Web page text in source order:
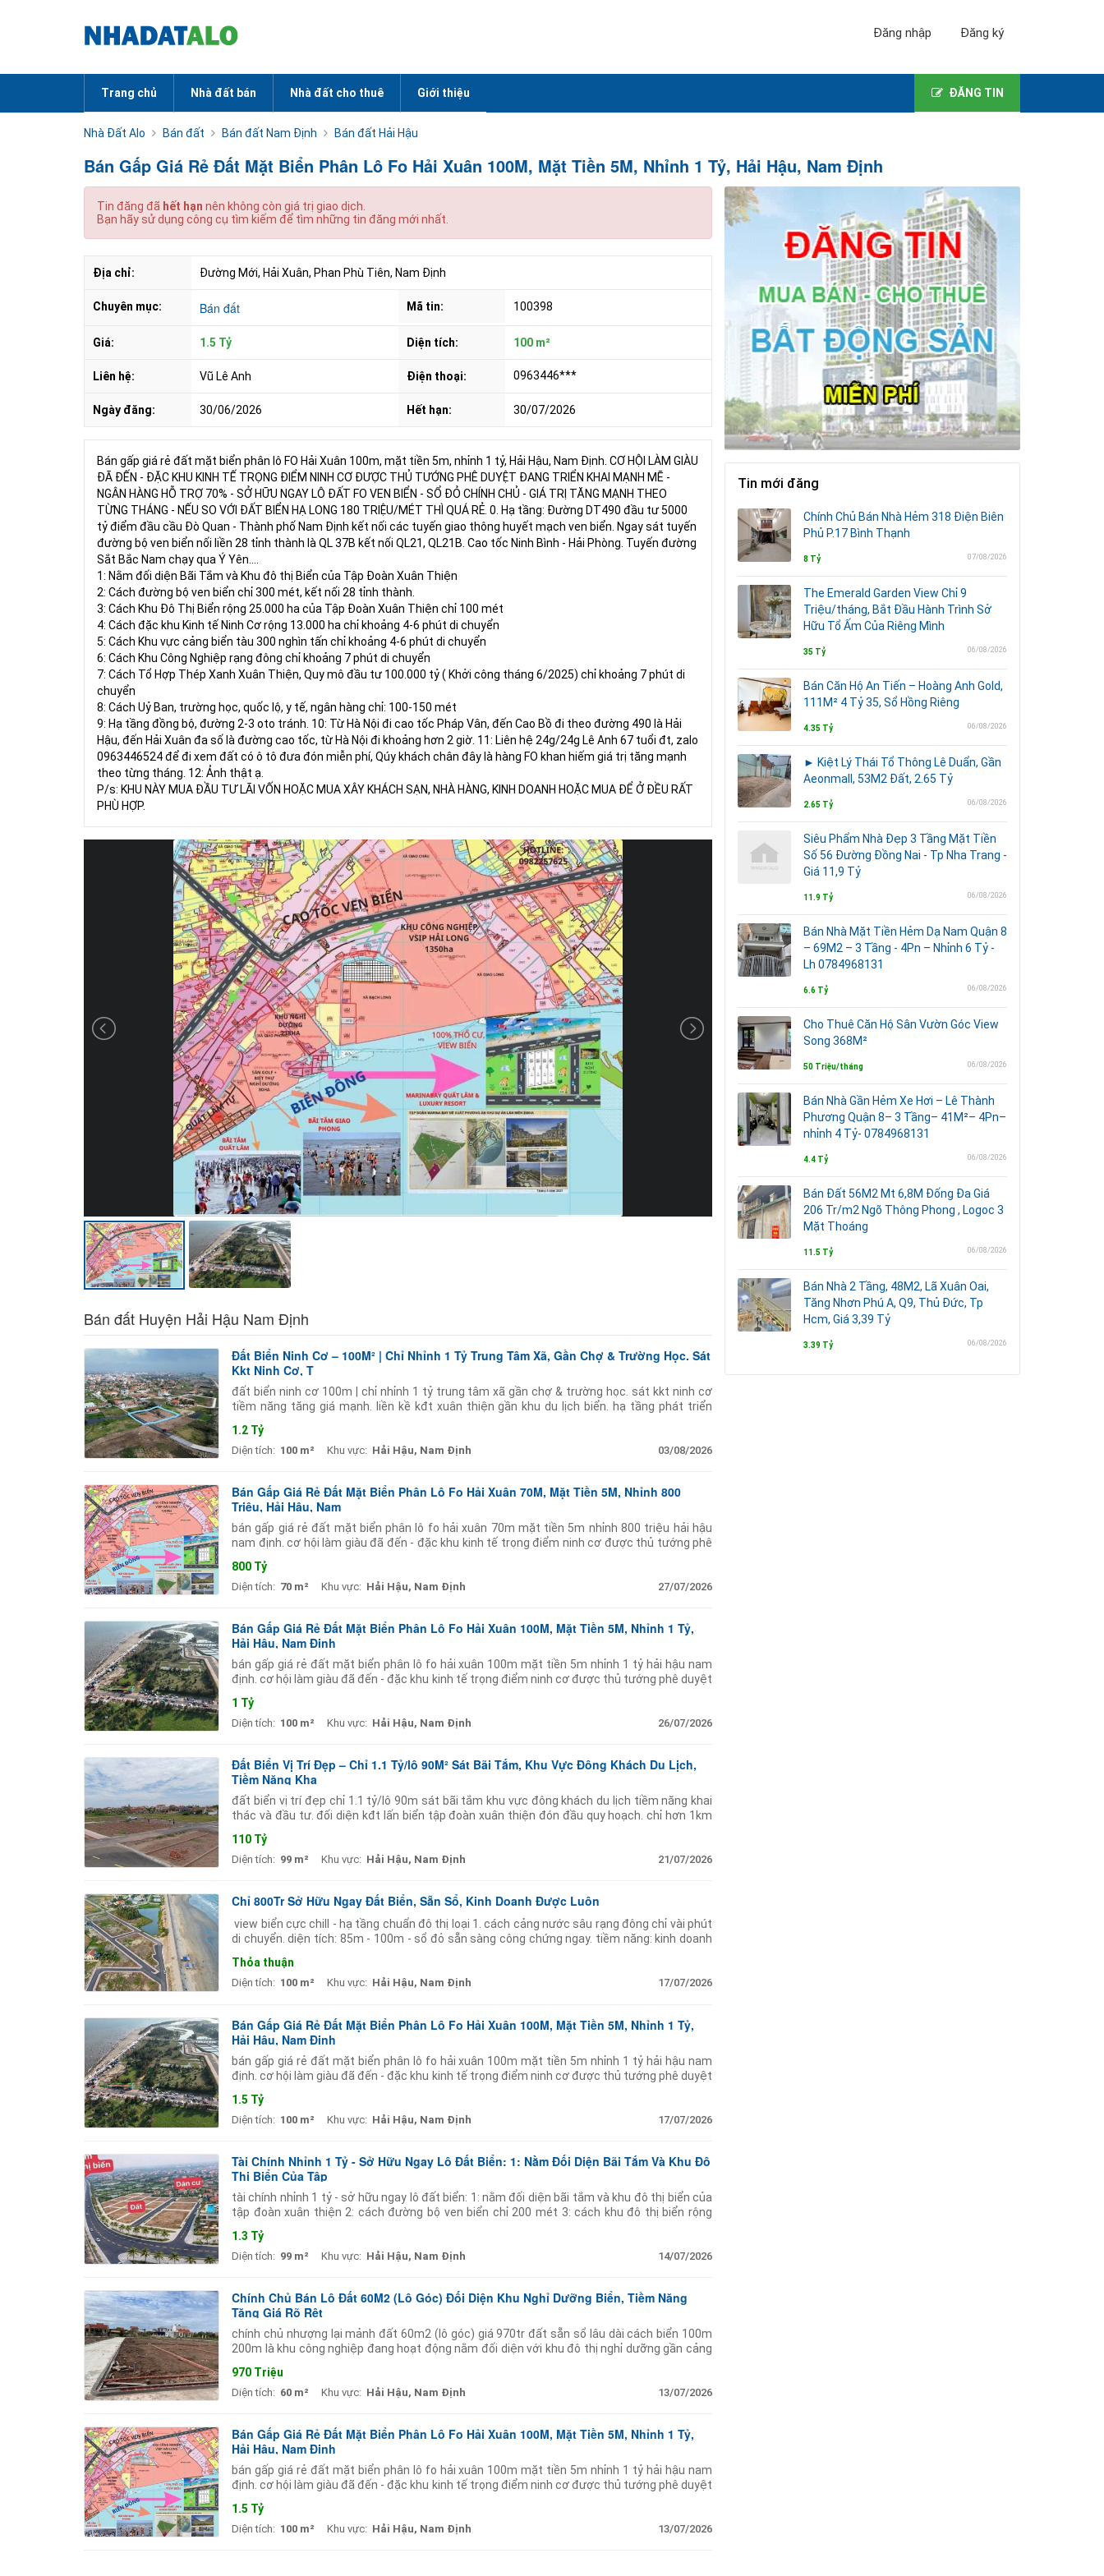
Đăng nhập Đăng ký
Trang chủ Nhà đất bán Nhà đất cho thuê Giới thiệu ĐĂNG TIN
Nhà Đất Alo Bán đất Bán đất Nam Định Bán đất Hải Hậu
Bán Gấp Giá Rẻ Đất Mặt Biển Phân Lô Fo Hải Xuân 100M, Mặt Tiền 5M, Nhỉnh 1 Tỷ, Hải Hậu, Nam Định
Tin đăng đã hết hạn nên không còn giá trị giao dịch.
Bạn hãy sử dụng công cụ tìm kiếm để tìm những tin đăng mới nhất.
Địa chỉ: Đường Mới, Hải Xuân, Phan Phù Tiên, Nam Định
Chuyên mục: Bán đất Mã tin: 100398
Giá: 1.5 Tỷ Diện tích: 100 m²
Liên hệ: Vũ Lê Anh Điện thoại: 0963446***
Ngày đăng: 30/06/2026 Hết hạn: 30/07/2026
Bán gấp giá rẻ đất mặt biển phân lô FO Hải Xuân 100m, mặt tiền 5m, nhỉnh 1 tỷ, Hải Hậu, Nam Định. CƠ HỘI LÀM GIÀU
ĐÃ ĐẾN - ĐẶC KHU KINH TẾ TRỌNG ĐIỂM NINH CƠ ĐƯỢC THỦ TƯỚNG PHÊ DUYỆT ĐANG TRIỂN KHAI MẠNH MẼ -
NGÂN HÀNG HỖ TRỢ 70% - SỞ HỮU NGAY LÔ ĐẤT FO VEN BIỂN - SỔ ĐỎ CHÍNH CHỦ - GIÁ TRỊ TĂNG MẠNH THEO
TỪNG THÁNG - NẾU SO VỚI ĐẤT BIỂN HẠ LONG 180 TRIỆU/MÉT THÌ QUÁ RẺ. 0. Hạ tầng: Đường DT490 đầu tư 5000
tỷ điểm đầu cầu Đò Quan - Thành phố Nam Định kết nối các tuyến giao thông huyết mạch ven biển. Ngay sát tuyến
đường bộ ven biển nối liền 28 tỉnh thành là QL 37B kết nối QL21, QL21B. Cao tốc Ninh Bình - Hải Phòng. Tuyến đường
Sắt Bắc Nam chạy qua Ý Yên....
1: Nằm đối diện Bãi Tắm và Khu đô thị Biển của Tập Đoàn Xuân Thiện
2: Cách đường bộ ven biển chỉ 300 mét, kết nối 28 tỉnh thành.
3: Cách Khu Đô Thị Biển rộng 25.000 ha của Tập Đoàn Xuân Thiện chỉ 100 mét
4: Cách đặc khu Kinh tế Ninh Cơ rộng 13.000 ha chỉ khoảng 4-6 phút di chuyển
5: Cách Khu vực cảng biển tàu 300 nghìn tấn chỉ khoảng 4-6 phút di chuyển
6: Cách Khu Công Nghiệp rạng đông chỉ khoảng 7 phút di chuyển
7: Cách Tổ Hợp Thép Xanh Xuân Thiện, Quy mô đầu tư 100.000 tỷ ( Khởi công tháng 6/2025) chỉ khoảng 7 phút di
chuyển
8: Cách Uỷ Ban, trường học, quốc lộ, y tế, ngân hàng chỉ: 100-150 mét
9: Hạ tầng đồng bộ, đường 2-3 oto tránh. 10: Từ Hà Nội đi cao tốc Pháp Vân, đến Cao Bồ đi theo đường 490 là Hải
Hậu, đến Hải Xuân đa số là đường cao tốc, từ Hà Nội đi khoảng hơn 2 giờ. 11: Liên hệ 24g/24g Lê Anh 67 tuổi đt, zalo
0963446524 để đi xem đất có ô tô đưa đón miễn phí, Qúy khách chân đây là hàng FO khan hiếm giá trị tăng mạnh
theo từng tháng. 12: Ảnh thật ạ.
P/s: KHU NÀY MUA ĐẦU TƯ LÃI VỐN HOẶC MUA XÂY KHÁCH SẠN, NHÀ HÀNG, KINH DOANH HOẶC MUA ĐỂ Ở ĐỀU RẤT
PHÙ HỢP.
Bán đất Huyện Hải Hậu Nam Định
Đất Biển Ninh Cơ – 100M² | Chỉ Nhỉnh 1 Tỷ Trung Tâm Xã, Gần Chợ & Trường Học. Sát
Kkt Ninh Cơ, T
đất biển ninh cơ 100m | chỉ nhỉnh 1 tỷ trung tâm xã gần chợ & trường học. sát kkt ninh cơ
tiềm năng tăng giá mạnh. liền kề kđt xuân thiện gần khu du lịch biển. hạ tầng phát triển
1.2 Tỷ
Diện tích: 100 m² Khu vực: Hải Hậu, Nam Định 03/08/2026
Bán Gấp Giá Rẻ Đất Mặt Biển Phân Lô Fo Hải Xuân 70M, Mặt Tiền 5M, Nhỉnh 800
Triệu, Hải Hậu, Nam
bán gấp giá rẻ đất mặt biển phân lô fo hải xuân 70m mặt tiền 5m nhỉnh 800 triệu hải hậu
nam định. cơ hội làm giàu đã đến - đặc khu kinh tế trọng điểm ninh cơ được thủ tướng phê
800 Tỷ
Diện tích: 70 m² Khu vực: Hải Hậu, Nam Định 27/07/2026
Bán Gấp Giá Rẻ Đất Mặt Biển Phân Lô Fo Hải Xuân 100M, Mặt Tiền 5M, Nhỉnh 1 Tỷ,
Hải Hậu, Nam Định
bán gấp giá rẻ đất mặt biển phân lô fo hải xuân 100m mặt tiền 5m nhỉnh 1 tỷ hải hậu nam
định. cơ hội làm giàu đã đến - đặc khu kinh tế trọng điểm ninh cơ được thủ tướng phê duyệt
1 Tỷ
Diện tích: 100 m² Khu vực: Hải Hậu, Nam Định 26/07/2026
Đất Biển Vị Trí Đẹp – Chỉ 1.1 Tỷ/lô 90M² Sát Bãi Tắm, Khu Vực Đông Khách Du Lịch,
Tiềm Năng Kha
đất biển vị trí đẹp chỉ 1.1 tỷ/lô 90m sát bãi tắm khu vực đông khách du lịch tiềm năng khai
thác và đầu tư. đối diện kđt lấn biển tập đoàn xuân thiện đón đầu quy hoạch. chỉ hơn 1km
110 Tỷ
Diện tích: 99 m² Khu vực: Hải Hậu, Nam Định 21/07/2026
Chỉ 800Tr Sở Hữu Ngay Đất Biển, Sẵn Sổ, Kinh Doanh Được Luôn
️ view biển cực chill - hạ tầng chuẩn đô thị loại 1. cách cảng nước sâu rạng đông chỉ vài phút
di chuyển. diện tích: 85m - 100m - sổ đỏ sẵn sàng công chứng ngay. tiềm năng: kinh doanh
Thỏa thuận
Diện tích: 100 m² Khu vực: Hải Hậu, Nam Định 17/07/2026
Bán Gấp Giá Rẻ Đất Mặt Biển Phân Lô Fo Hải Xuân 100M, Mặt Tiền 5M, Nhỉnh 1 Tỷ,
Hải Hậu, Nam Định
bán gấp giá rẻ đất mặt biển phân lô fo hải xuân 100m mặt tiền 5m nhỉnh 1 tỷ hải hậu nam
định. cơ hội làm giàu đã đến - đặc khu kinh tế trọng điểm ninh cơ được thủ tướng phê duyệt
1.5 Tỷ
Diện tích: 100 m² Khu vực: Hải Hậu, Nam Định 17/07/2026
Tài Chính Nhỉnh 1 Tỷ - Sở Hữu Ngay Lô Đất Biển: 1: Nằm Đối Diện Bãi Tắm Và Khu Đô
Thị Biển Của Tập
tài chính nhỉnh 1 tỷ - sở hữu ngay lô đất biển: 1: nằm đối diện bãi tắm và khu đô thị biển của
tập đoàn xuân thiện 2: cách đường bộ ven biển chỉ 200 mét 3: cách khu đô thị biển rộng
1.3 Tỷ
Diện tích: 99 m² Khu vực: Hải Hậu, Nam Định 14/07/2026
Chính Chủ Bán Lô Đất 60M2 (Lô Góc) Đối Diện Khu Nghỉ Dưỡng Biển, Tiềm Năng
Tăng Giá Rõ Rệt
chính chủ nhượng lại mảnh đất 60m2 (lô góc) giá 970tr đất sẵn sổ lâu dài cách biển 100m
200m là khu công nghiệp đang hoạt động nằm đối diện với khu đô thị nghỉ dưỡng gần cảng
970 Triệu
Diện tích: 60 m² Khu vực: Hải Hậu, Nam Định 13/07/2026
Bán Gấp Giá Rẻ Đất Mặt Biển Phân Lô Fo Hải Xuân 100M, Mặt Tiền 5M, Nhỉnh 1 Tỷ,
Hải Hậu, Nam Định
bán gấp giá rẻ đất mặt biển phân lô fo hải xuân 100m mặt tiền 5m nhỉnh 1 tỷ hải hậu nam
định. cơ hội làm giàu đã đến - đặc khu kinh tế trọng điểm ninh cơ được thủ tướng phê duyệt
1.5 Tỷ
Diện tích: 100 m² Khu vực: Hải Hậu, Nam Định 13/07/2026
Tin mới đăng
Chính Chủ Bán Nhà Hẻm 318 Điện Biên
Phủ P.17 Bình Thạnh
8 Tỷ 07/08/2026
The Emerald Garden View Chỉ 9
Triệu/tháng, Bắt Đầu Hành Trình Sở
Hữu Tổ Ấm Của Riêng Mình
35 Tỷ 06/08/2026
Bán Căn Hộ An Tiến – Hoàng Anh Gold,
111M² 4 Tỷ 35, Sổ Hồng Riêng
4.35 Tỷ 06/08/2026
► Kiệt Lý Thái Tổ Thông Lê Duẩn, Gần
Aeonmall, 53M2 Đất, 2.65 Tỷ
2.65 Tỷ 06/08/2026
Siêu Phẩm Nhà Đẹp 3 Tầng Mặt Tiền
Số 56 Đường Đồng Nai - Tp Nha Trang -
Giá 11,9 Tỷ
11.9 Tỷ 06/08/2026
Bán Nhà Mặt Tiền Hẻm Dạ Nam Quận 8
– 69M2 – 3 Tầng - 4Pn – Nhỉnh 6 Tỷ -
Lh 0784968131
6.6 Tỷ 06/08/2026
Cho Thuê Căn Hộ Sân Vườn Góc View
Song 368M²
50 Triệu/tháng 06/08/2026
Bán Nhà Gần Hẻm Xe Hơi – Lê Thành
Phương Quận 8– 3 Tầng– 41M²– 4Pn–
nhỉnh 4 Tỷ- 0784968131
4.4 Tỷ 06/08/2026
Bán Đất 56M2 Mt 6,8M Đống Đa Giá
206 Tr/m2 Ngõ Thông Phong , Logoc 3
Mặt Thoáng
11.5 Tỷ 06/08/2026
Bán Nhà 2 Tầng, 48M2, Lã Xuân Oai,
Tăng Nhơn Phú A, Q9, Thủ Đức, Tp
Hcm, Giá 3,39 Tỷ
3.39 Tỷ 06/08/2026